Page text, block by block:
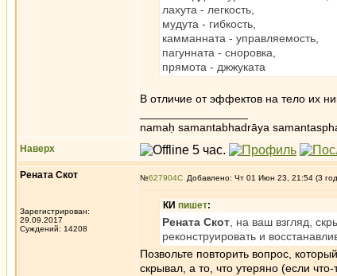
лахута - легкость,
мудута - гибкость,
камманната - управляемость,
пагунната - сноровка,
прямота - джжуката
В отличие от эффектов на тело их
namaḥ samantabhadrāya
Наверх
Рената Скот
Зарегистрирован:
29.09.2017
Суждений: 14208
№627904 Добавлено: Чт 01 Июн 23, 21:54 (3
КИ пишет:
Рената Скот , на ваш взгляд,
реконструировать и
Позвольте повторить вопрос,
скрывал, а то, что утеряно (если